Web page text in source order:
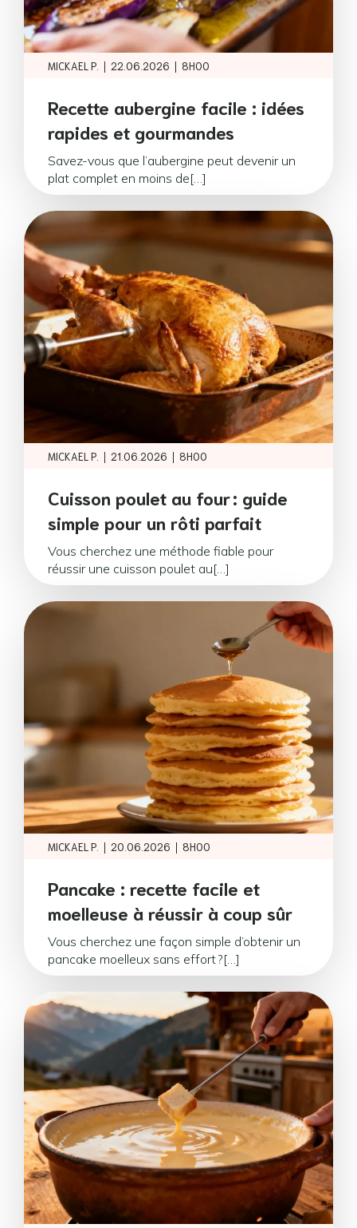
MICKAEL P. | 22.06.2026 | 8H00
Recette aubergine facile : idées
rapides et gourmandes
Savez-vous que l’aubergine peut devenir un
plat complet en moins de[…]
MICKAEL P. | 21.06.2026 | 8H00
Cuisson poulet au four : guide
simple pour un rôti parfait
Vous cherchez une méthode fiable pour
réussir une cuisson poulet au[…]
MICKAEL P. | 20.06.2026 | 8H00
Pancake : recette facile et
moelleuse à réussir à coup sûr
Vous cherchez une façon simple d’obtenir un
pancake moelleux sans effort ?[…]